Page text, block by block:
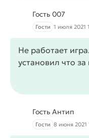
Гость 007
Гости 1 июля 2021
Не работает
установил что за
Гость Антип
Гости 8 июня 2021